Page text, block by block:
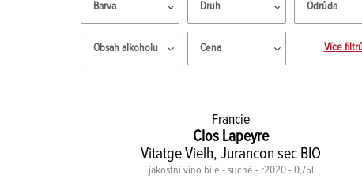
Barva Druh Odrůda
Obsah alkoholu Cena Více
Francie
Clos Lapeyre
Vitatge Vielh, Jurancon sec BIO
jakostní víno bílé - suché - r2020 - 0,75l